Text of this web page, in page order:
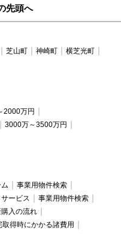
先頭へ
芝山町 神崎町
横芝光町
2000万円
3000万～3500万円
事業用物件検索
ービス
事業用物件検索
入の流れ
取得時にかかる諸費用